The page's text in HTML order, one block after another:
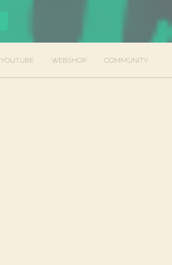
YOUTUBE WEBSHOP COMMUNITY